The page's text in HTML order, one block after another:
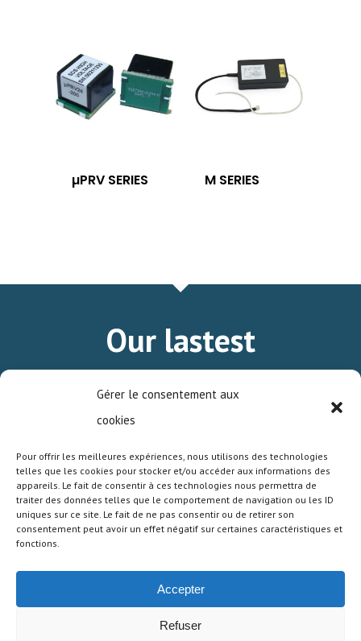
Gérer le consentement aux
cookies
Pour offrir les meilleures expériences, nous utilisons des technologies
telles que les cookies pour stocker et/ou accéder aux informations des
appareils. Le fait de consentir à ces technologies nous permettra de
traiter des données telles que le comportement de navigation ou les ID
uniques sur ce site. Le fait de ne pas consentir ou de retirer son
consentement peut avoir un effet négatif sur certaines caractéristiques et
fonctions.
Accepter
Refuser
µPRV SERIES M SERIES
Our lastest
standard products
at a glance.
DOWNLOAD OUR STANDARD PRODUCTS
SHORT-FORM CATALOG.
Terms of use of the site |